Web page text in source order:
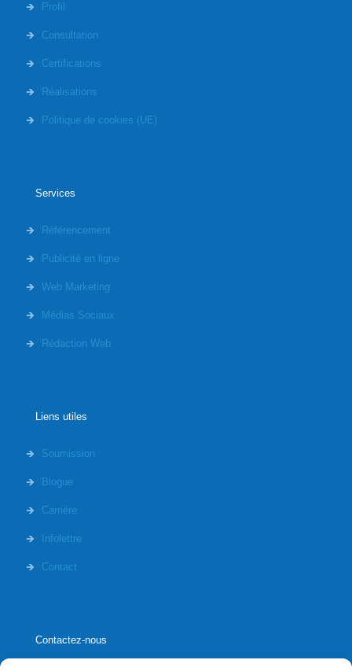
Profil
Consultation
Certifications
Réalisations
Politique de cookies (UE)
Services
Référencement
Publicité en ligne
Web Marketing
Médias Sociaux
Rédaction Web
Liens utiles
Soumission
Blogue
Carrière
Infolettre
Contact
Contactez-nous